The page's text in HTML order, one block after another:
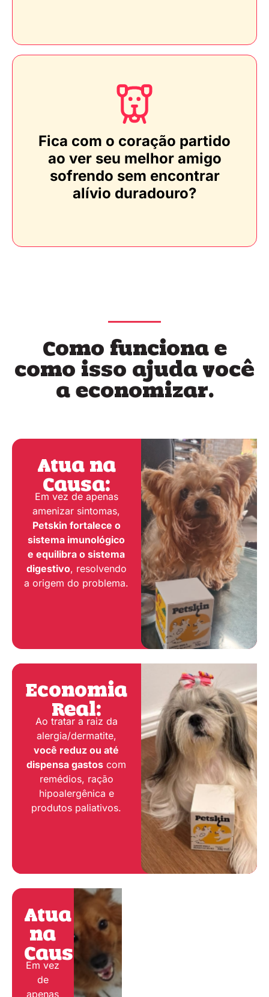
Fica com o coração partido
ao ver seu melhor amigo
sofrendo sem encontrar
alívio duradouro?
Como funciona e
como isso ajuda você
a economizar.
Atua na
Causa:
Em vez de apenas
amenizar sintomas,
Petskin fortalece o
sistema imunológico
e equilibra o sistema
digestivo, resolvendo
a origem do problema.
Economia
Real:
Ao tratar a raiz da
alergia/dermatite,
você reduz ou até
dispensa gastos com
remédios, ração
hipoalergênica e
produtos paliativos.
Atua
na
Causa:
Em vez
de
apenas